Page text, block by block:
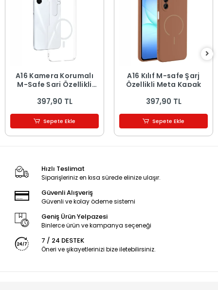
A16 Kamera Korumalı
M-Safe Şarj Özellikli
Kapak
397,90 TL
Sepete Ekle
A16 Kılıf M-safe Şarj
Özellikli Meta Kapak
397,90 TL
Sepete Ekle
Hızlı Teslimat
Siparişleriniz en kısa sürede elinize ulaşır.
Güvenli Alışveriş
Güvenli ve kolay ödeme sistemi
Geniş Ürün Yelpazesi
Binlerce ürün ve kampanya seçeneği
7 / 24 DESTEK
Öneri ve şikayetlerinizi bize iletebilirsiniz.